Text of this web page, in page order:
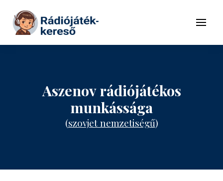
Tovább a tartalomhoz
Menü
Aszenov rádiójátékos
munkássága
(szovjet nemzetiségű)